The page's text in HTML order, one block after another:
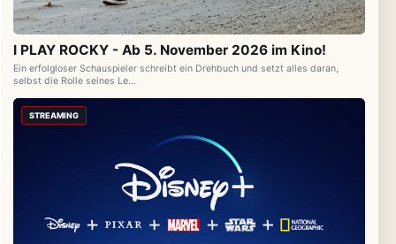
I PLAY ROCKY - Ab 5. November 2026 im Kino!
Ein erfolgloser Schauspieler schreibt ein Drehbuch und setzt alles daran,
selbst die Rolle seines Le…
STREAMING